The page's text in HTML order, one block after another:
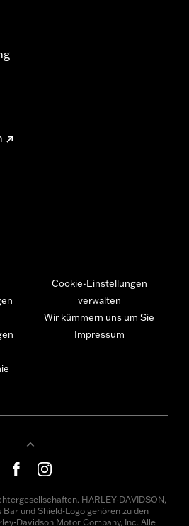
Cookie-Einstellungen
verwalten
Wir kümmern uns um Sie
Impressum
HARLEY-DAVIDSON,
Bar und Shield-Logo gehören zu den
Davidson Motor Company, Inc. Alle